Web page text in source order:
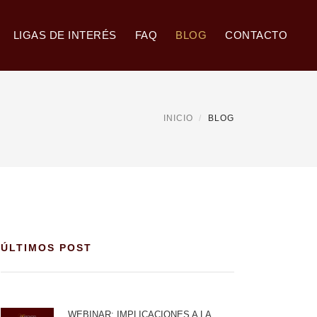
LIGAS DE INTERÉS FAQ BLOG CONTACTO
INICIO BLOG
ÚLTIMOS POST
WEBINAR: IMPLICACIONES A LA